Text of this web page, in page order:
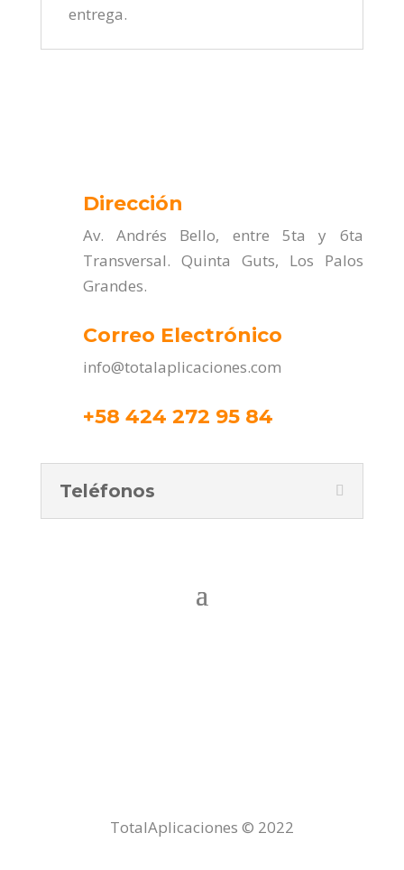
entrega.
Dirección
Av. Andrés Bello, entre 5ta y 6ta
Transversal. Quinta Guts, Los Palos
Grandes.
Correo Electrónico
info@totalaplicaciones.com
+58 424 272 95 84
Teléfonos
TotalAplicaciones © 2022